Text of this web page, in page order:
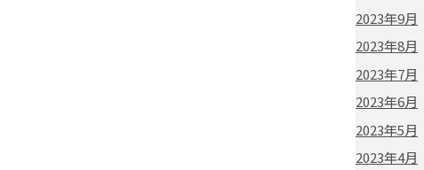
2023年9月
2023年8月
2023年7月
2023年6月
2023年5月
2023年4月